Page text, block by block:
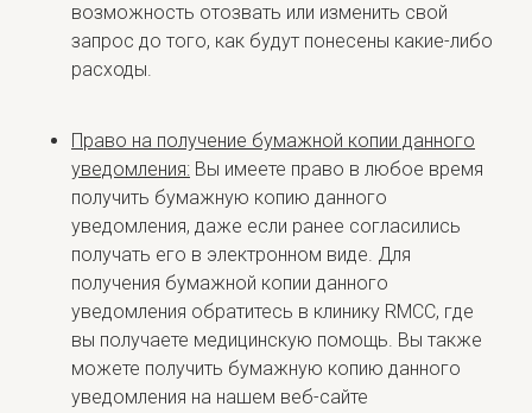
возможность отозвать или изменить свой
запрос до того, как будут понесены какие-либо
расходы.
Право на получение бумажной копии данного
уведомления: Вы имеете право в любое время
получить бумажную копию данного
уведомления, даже если ранее согласились
получать его в электронном виде. Для
получения бумажной копии данного
уведомления обратитесь в клинику RMCC, где
вы получаете медицинскую помощь. Вы также
можете получить бумажную копию данного
уведомления на нашем веб-сайте